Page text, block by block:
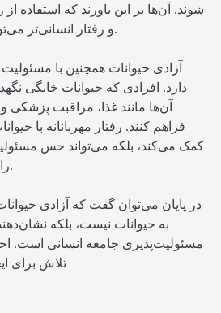
شوند. آن‌ها بر این باورند که استفاده
و رفتار انسانی‌تر می‌تواند از رنج حیوانات بکاهد.
آزادی حیوانات همچنین با
دارد. افرادی که حیوانات خانگی
آن‌ها مانند غذا، مراقبت
فراهم کنند. رفتار مهربانانه با
کمک می‌کند، بلکه می‌تواند حس
را نیز در جامعه تقویت کند.
در پایان می‌توان گفت که آزادی
به حیوانات نیست، بلکه
مسئولیت‌پذیری جامعه انسانی است.
تلاش برای